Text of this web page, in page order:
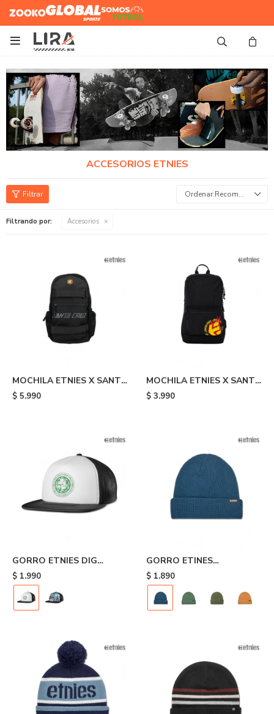
Zooko Global Sports
Somos
Futbol

ACCESORIOS ETNIES
Recomendados
Filtrando por: Accesorios
MOCHILA ETNIES X SANTA
CRUZ FLAME MARANA
$ 5.990
MOCHILA ETNIES X SANTA
CRUZ FLAME - Black
$ 3.990
GORRO ETNIES DIG
TRUCKER - Black/white
$ 1.990
GORRO ETINES
WAREHOUSE - Blue
$ 1.890